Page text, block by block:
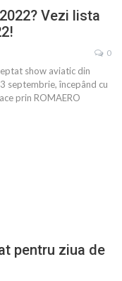
Vezi lista
0
show aviatic din
septembrie, începând cu
prin ROMAERO
pentru ziua de